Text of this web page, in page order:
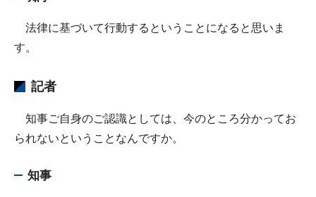
法律に基づいて行動するということになると思いま
す。
記者
知事ご自身のご認識としては、今のところ分かってお
られないということなんですか。
知事